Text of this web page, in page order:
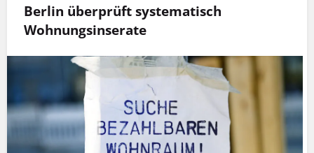
Berlin überprüft systematisch
Wohnungsinserate